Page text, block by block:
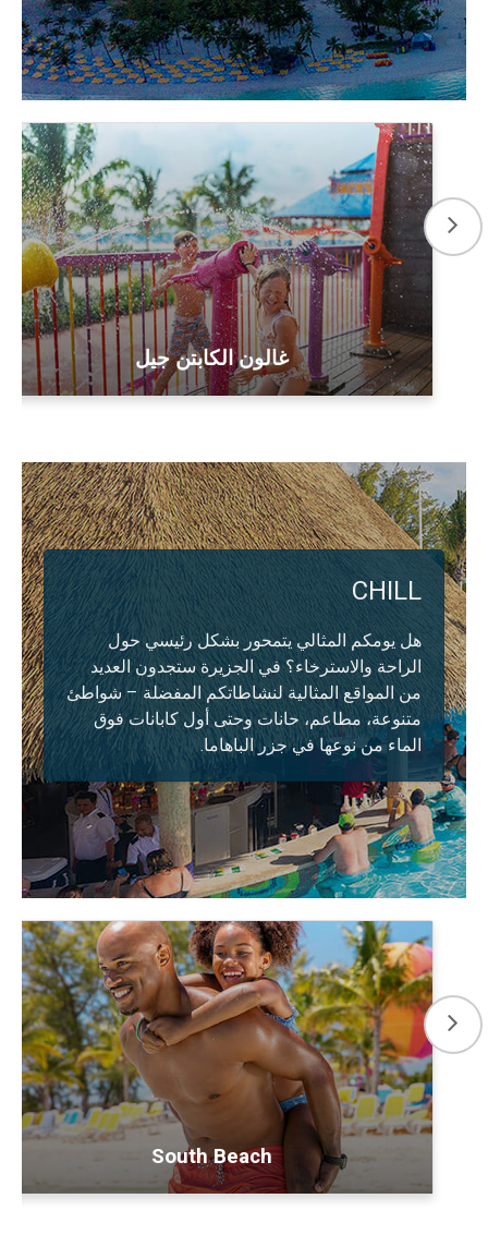
غالون الكابتن جيل
CHILL
هل يومكم المثالي يتمحور بشكل رئيسي حول
الراحة والاسترخاء؟ في الجزيرة ستجدون العديد
من المواقع المثالية لنشاطاتكم المفضلة – شواطئ
متنوعة، مطاعم، حانات وحتى أول كابانات فوق
الماء من نوعها في جزر الباهاما.
South Beach